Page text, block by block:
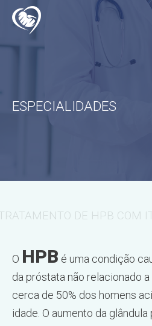
ESPECIALIDADES
DE HPB COM
O HPB é uma condição
da próstata não relacionado
cerca de 50% dos homens
idade. O aumento da